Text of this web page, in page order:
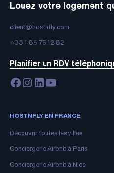
Louez votre logement
client@hostnfly.com
+33 1 86 76 12 82
Planifier un RDV
HOSTNFLY EN FRANCE
Découvrir toutes les villes
Conciergerie Airbnb à Paris
Conciergerie Airbnb à Nice